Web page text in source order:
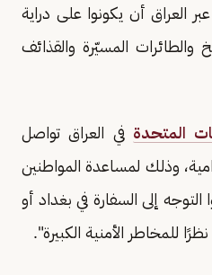
العراق أن يكونوا على دراية
والطائرات المسيّرة والقذائف
المتحدة في العراق تواصل
وذلك لمساعدة المواطنين
التوجه إلى السفارة في بغداد أو
نظرًا للمخاطر الأمنية الكبيرة".